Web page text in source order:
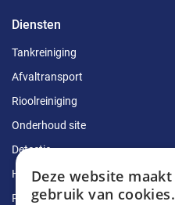
Diensten
Tankreiniging
Afvaltransport
Rioolreiniging
Onderhoud site
Detectie
Herstellingen
Ruimingen
Deze website maakt
gebruik van cookies.